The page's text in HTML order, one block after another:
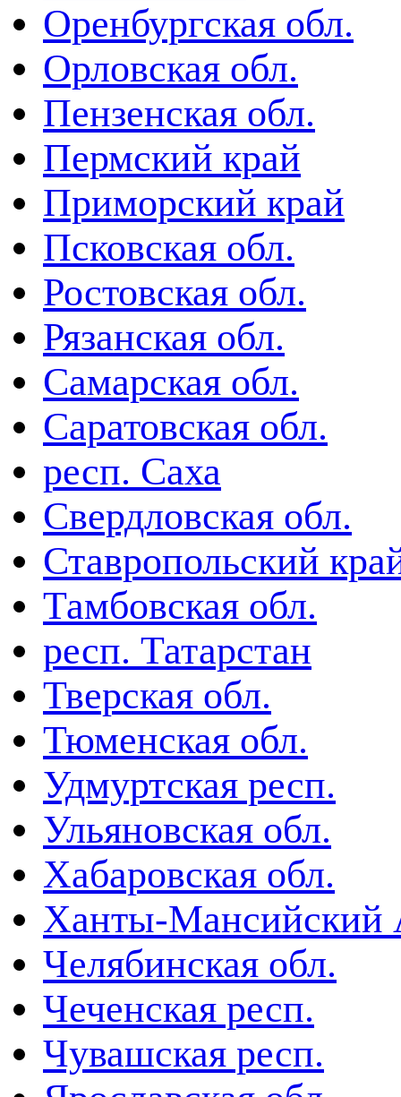
Оренбургская обл.
Орловская обл.
Пензенская обл.
Пермский край
Приморский край
Псковская обл.
Ростовская обл.
Рязанская обл.
Самарская обл.
Саратовская обл.
респ. Саха
Свердловская обл.
Ставропольский
Тамбовская обл.
респ. Татарстан
Тверская обл.
Тюменская обл.
Удмуртская респ.
Ульяновская обл.
Хабаровская обл.
Ханты-
Челябинская обл.
Чеченская респ.
Чувашская респ.